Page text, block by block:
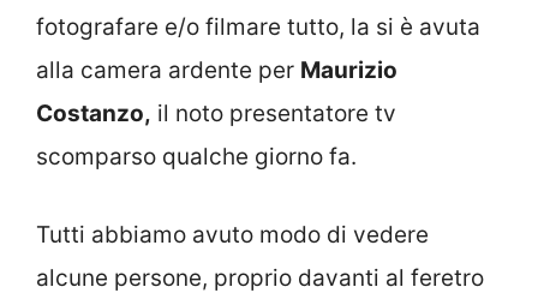
fotografare e/o filmare tutto, la si è avuta
alla camera ardente per Maurizio
Costanzo, il noto presentatore tv
scomparso qualche giorno fa.
Tutti abbiamo avuto modo di vedere
alcune persone, proprio davanti al feretro